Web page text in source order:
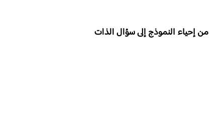
من إحياء النموذج إلى سؤال الذات